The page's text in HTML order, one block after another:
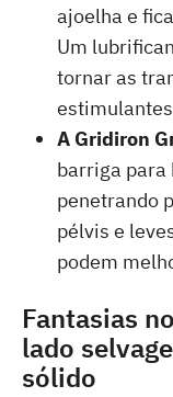
ajoelha e
Um
tornar as
A Gridiron
barriga para
penetrando
pélvis e
podem
Fantasias
lado
sólido